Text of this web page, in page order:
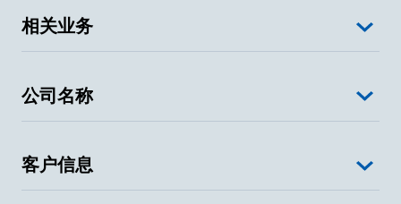
相关业务
公司名称
客户信息